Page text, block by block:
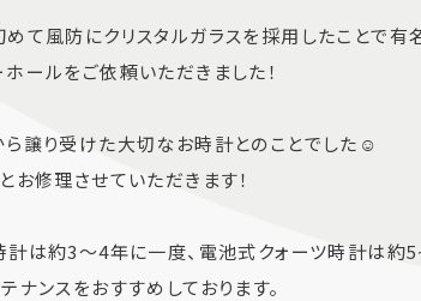
て風防にクリスタルガラスを採用したことで有
ールをご依頼いただきました！
ら譲り受けた大切なお時計とのことでした☺️
お修理させていただきます！
計は約3～4年に一度、電池式クォーツ時計は約
ナンスをおすすめしております。